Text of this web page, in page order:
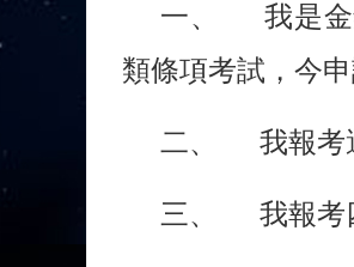
一、 我是金
類條項考試，今
二、 我報考
三、 我報考